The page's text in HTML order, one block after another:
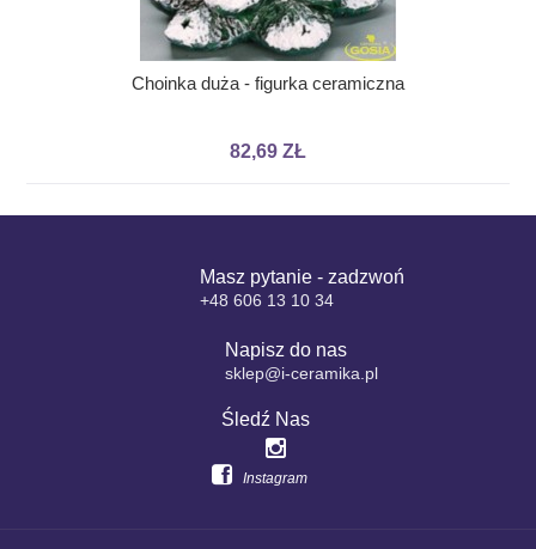
Choinka duża - figurka ceramiczna
82,69 ZŁ
Masz pytanie - zadzwoń
+48 606 13 10 34
Napisz do nas
sklep@i-ceramika.pl
Śledź Nas
Instagram